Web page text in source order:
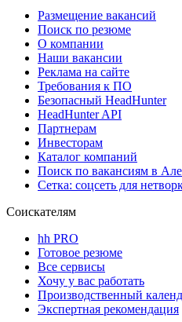
Размещение вакансий
Поиск по резюме
О компании
Наши вакансии
Реклама на сайте
Требования к ПО
Безопасный HeadHunter
HeadHunter API
Партнерам
Инвесторам
Каталог компаний
Поиск по вакансиям в
Сетка: соцсеть для
Соискателям
hh PRO
Готовое резюме
Все сервисы
Хочу у вас работать
Производственный
Экспертная рекомендация